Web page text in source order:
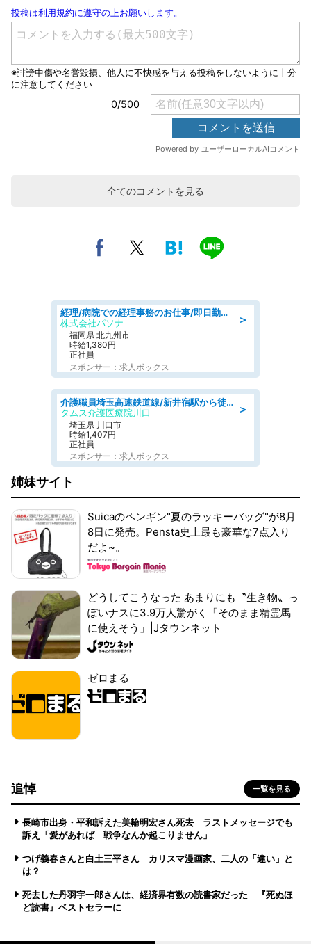
全てのコメントを見る
＞
経理/病院での経理事務のお仕事/即日勤務可/車通勤可/経理/一般事務
株式会社パソナ
福岡県 北九州市
時給1,380円
正社員
スポンサー：求人ボックス
＞
介護職員埼玉高速鉄道線/新井宿駅から徒歩15分/埼玉県/川口市
タムス介護医療院川口
埼玉県 川口市
時給1,407円
正社員
スポンサー：求人ボックス
姉妹サイト
Suicaのペンギン"夏のラッキーバッグ"が8月
8日に発売。Pensta史上最も豪華な7点入り
だよ~。
どうしてこうなった あまりにも〝生き物〟っ
ぽいナスに3.9万人驚がく「そのまま精霊馬
に使えそう」|Jタウンネット
ゼロまる
追悼 一覧を見る
長崎市出身・平和訴えた美輪明宏さん死去 ラストメッセージでも
訴え「愛があれば 戦争なんか起こりません」
つげ義春さんと白土三平さん カリスマ漫画家、二人の「違い」と
は？
死去した丹羽宇一郎さんは、経済界有数の読書家だった 『死ぬほ
ど読書』ベストセラーに